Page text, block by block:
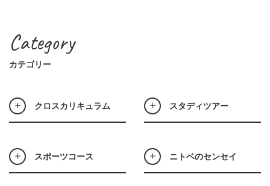
Category
カテゴリー
クロスカリキュラム スタディツアー
スポーツコース ニトベのセンセイ